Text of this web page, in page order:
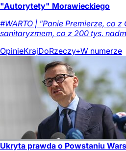
"Autorytety" Morawieckiego
#WARTO | "Panie Premierze, co z
sanitaryzmem, co z 200 tys.
OpinieKrajDoRzeczy+W numerze
Ukryta prawda o Powstaniu